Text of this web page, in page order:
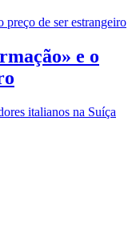
e o
italianos na Suíça